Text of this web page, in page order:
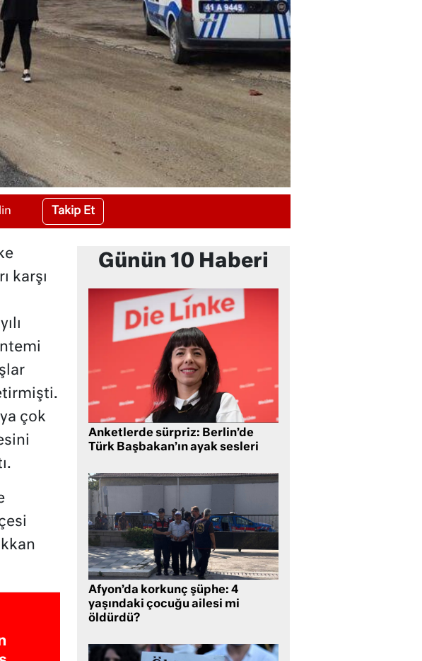
Takip Et
karşı
çok
Günün 10 Haberi
Anketlerde sürpriz: Berlin’de
Türk Başbakan’ın ayak sesleri
Afyon’da korkunç şüphe: 4
yaşındaki çocuğu ailesi mi
öldürdü?